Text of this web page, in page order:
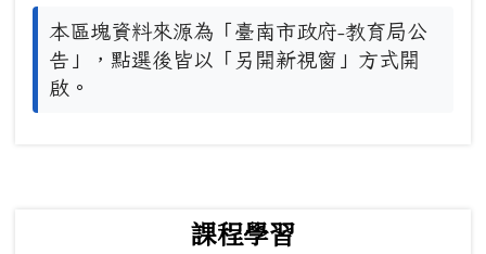
本區塊資料來源為「臺南市政府-教育局公
告」，點選後皆以「另開新視窗」方式開
啟。
課程學習